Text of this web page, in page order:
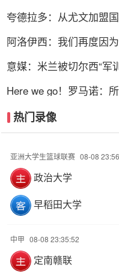
夸德拉多：从尤文加盟
阿洛伊西：我们再度因
意媒：米兰被切尔西“军
Here we go！罗马诺：
热门录像
亚洲大学生篮球联赛 08-08
政治大学
早稻田大学
中甲 08-08 23:35:52
定南赣联